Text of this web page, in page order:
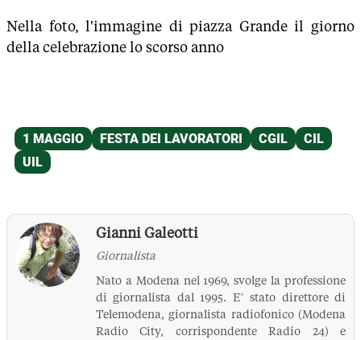
Nella foto, l'immagine di piazza Grande il giorno
della celebrazione lo scorso anno
Gianni Galeotti
Giornalista
Nato a Modena nel 1969, svolge la professione
di giornalista dal 1995. E’ stato direttore di
Telemodena, giornalista radiofonico (Modena
Radio City, corrispondente Radio 24) e